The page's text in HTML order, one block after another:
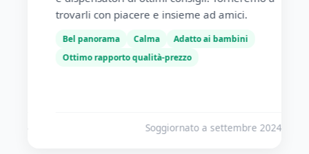
trovarli con piacere e insieme ad amici.
Bel panorama Calma
Adatto ai bambini
Ottimo rapporto qualità-prezzo
Soggiornato a settembre 2024